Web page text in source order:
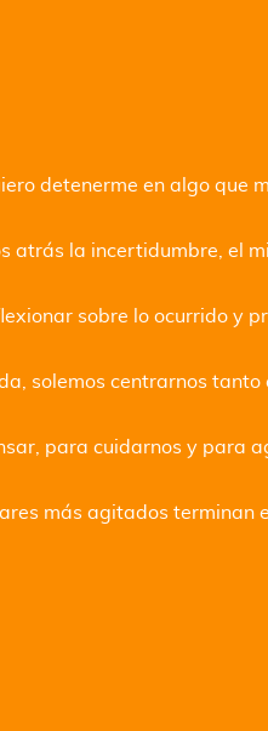
detenerme en algo que
la incertidumbre, el
sobre lo ocurrido y
solemos centrarnos
para cuidarnos y para
más agitados terminan